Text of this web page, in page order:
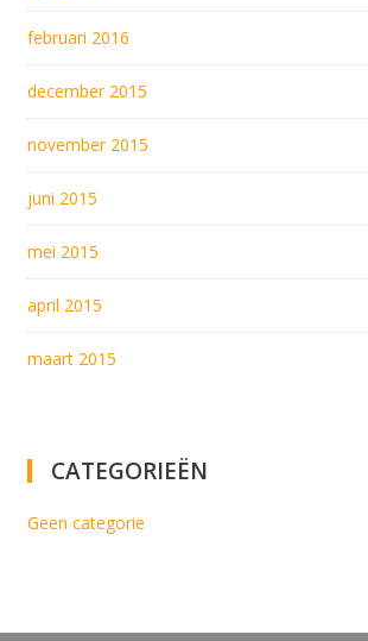
februari 2016
december 2015
november 2015
juni 2015
mei 2015
april 2015
maart 2015
CATEGORIEËN
Geen categorie